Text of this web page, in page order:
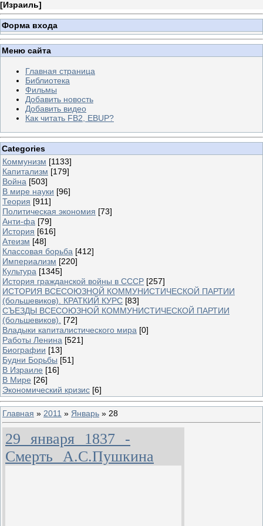
[Израиль]
Форма входа
Меню сайта
Главная страница
Библиотека
Фильмы
Добавить новость
Добавить видео
Как читать FB2, EBUP?
Categories
Коммунизм [1133]
Капитализм [179]
Война [503]
В мире науки [96]
Теория [911]
Политическая экономия [73]
Анти-фа [79]
История [616]
Атеизм [48]
Классовая борьба [412]
Империализм [220]
Культура [1345]
История гражданской войны в СССР [257]
ИСТОРИЯ ВСЕСОЮЗНОЙ КОММУНИСТИЧЕСКОЙ ПАРТИИ
(большевиков). КРАТКИЙ КУРС [83]
СЪЕЗДЫ ВСЕСОЮЗНОЙ КОММУНИСТИЧЕСКОЙ ПАРТИИ
(большевиков).
[72]
Владыки капиталистического мира [0]
Работы Ленина [521]
Биографии [13]
Будни Борьбы [51]
В Израиле [16]
В Мире [26]
Экономический кризис [6]
Главная » 2011 » Январь » 28
29 января 1837 -
Смерть А.С.Пушкина